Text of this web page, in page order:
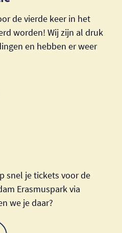
de vierde keer in het
worden! Wij zijn al druk
en hebben er weer
snel je tickets voor de
Erasmuspark via
we je daar?